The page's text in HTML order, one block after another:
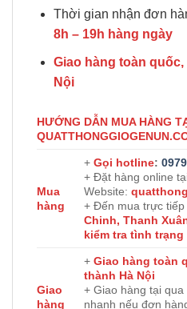
Thời gian nhận đơn
8h – 19h hàng ngày
Giao hàng toàn
Nội
HƯỚNG DẪN MUA HÀNG
Mua
hàng
+ Gọi hotline:
+ Đặt hàng online
Website:
+ Đến mua trực
Chinh, Thanh
kiểm tra tình
Giao
hàng
+ Giao hàng toàn
thành Hà Nội
+ Giao hàng tại
nhanh nếu đơn